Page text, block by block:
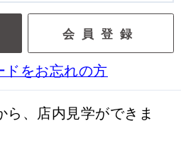
会員登録
をお忘れの方
ら、店内見学ができま